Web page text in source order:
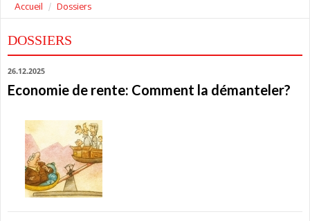
Accueil Dossiers
DOSSIERS
26.12.2025
Economie de rente: Comment la démanteler?